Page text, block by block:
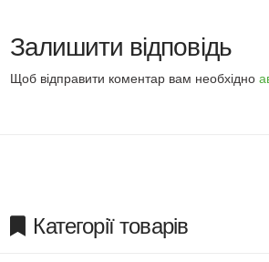
Залишити відповідь
Щоб відправити коментар вам необхідно
Категорії товарів